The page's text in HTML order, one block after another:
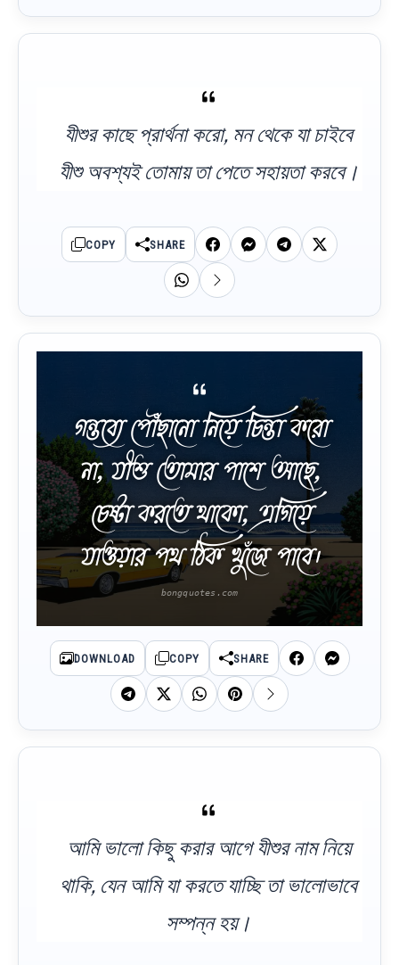
যীশুর কাছে প্রার্থনা করো, মন থেকে যা চাইবে
যীশু অবশ্যই তোমায় তা পেতে সহায়তা করবে।
COPY SHARE
গন্তব্যে পৌঁছানো নিয়ে চিন্তা করো
না, যীশু তোমার পাশে আছে,
চেষ্টা করতে থাকো, এগিয়ে
যাওয়ার পথ ঠিক খুঁজে পাবে।
DOWNLOAD COPY SHARE
আমি ভালো কিছু করার আগে যীশুর নাম নিয়ে
থাকি, যেন আমি যা করতে যাচ্ছি তা ভালোভাবে
সম্পন্ন হয়।